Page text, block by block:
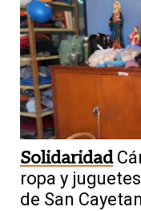
Solidaridad
ropa y
de San